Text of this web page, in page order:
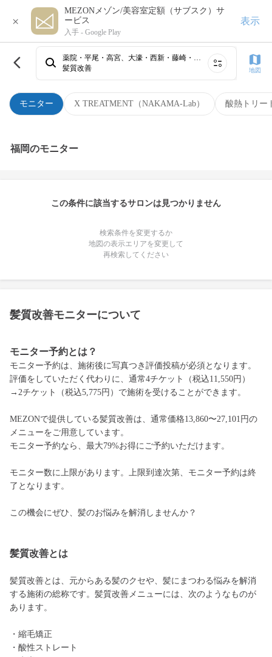
×
MEZONメゾン/美容室定額（サブスク）サ
ービス
入手 - Google Play
表示
モニター X TREATMENT（NAKAMA-Lab） 酸熱トリー
髪質改善
地図
福岡のモニター
この条件に該当するサロンは見つかりません
検索条件を変更するか
地図の表示エリアを変更して
再検索してください
髪質改善モニターについて
モニター予約とは？
モニター予約は、施術後に写真つき評価投稿が必須となります。
評価をしていただく代わりに、通常4チケット（税込11,550円）
→2チケット（税込5,775円）で施術を受けることができます。
MEZONで提供している髪質改善は、通常価格13,860〜27,101円の
メニューをご用意しています。
モニター予約なら、最大79%お得にご予約いただけます。
モニター数に上限があります。上限到達次第、モニター予約は終
了となります。
この機会にぜひ、髪のお悩みを解消しませんか？
髪質改善とは
髪質改善とは、元からある髪のクセや、髪にまつわる悩みを解消
する施術の総称です。髪質改善メニューには、次のようなものが
あります。
・縮毛矯正
・酸性ストレート